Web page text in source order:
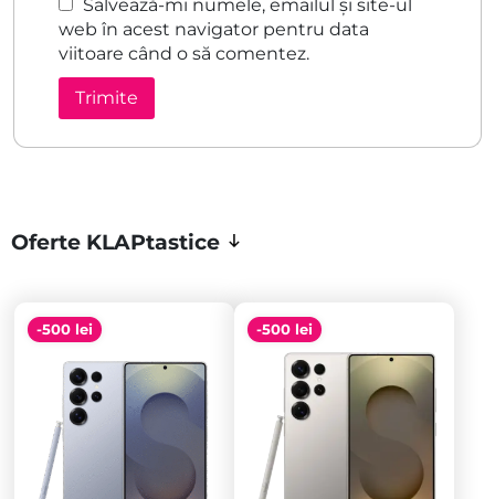
Salvează-mi numele, emailul și site-ul
web în acest navigator pentru data
viitoare când o să comentez.
Oferte KLAPtastice
-500 lei -500 lei